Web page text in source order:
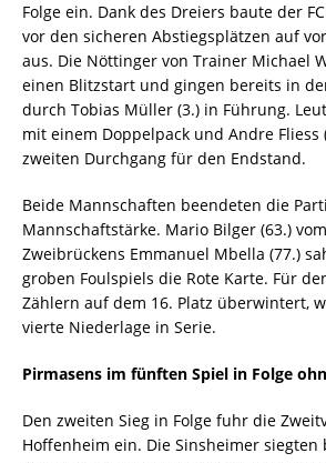
Folge ein. Dank des Dreiers baute der
vor den sicheren Abstiegsplätzen auf
aus. Die Nöttinger von Trainer Michael
einen Blitzstart und gingen bereits in
durch Tobias Müller (3.) in Führung.
mit einem Doppelpack und Andre Fliess
zweiten Durchgang für den Endstand.
Beide Mannschaften beendeten die
Mannschaftstärke. Mario Bilger (63.)
Zweibrückens Emmanuel Mbella (77.)
groben Foulspiels die Rote Karte. Für
Zählern auf dem 16. Platz überwintert,
vierte Niederlage in Serie.
Pirmasens im fünften Spiel in Folge
Den zweiten Sieg in Folge fuhr die
Hoffenheim ein. Die Sinsheimer siegten